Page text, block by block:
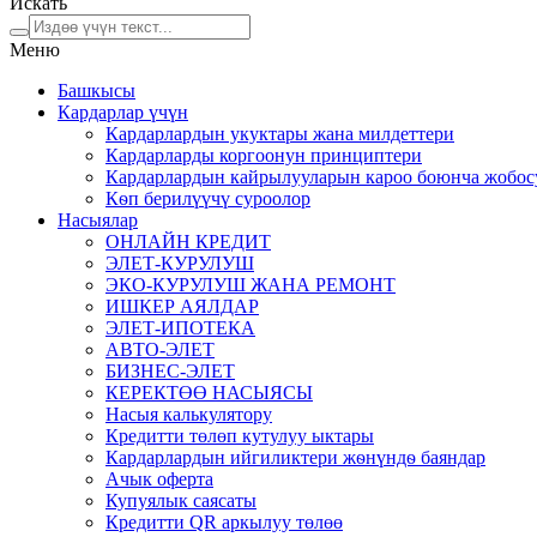
Меню
Башкысы
Кардарлар үчүн
Кардарлардын укуктары жана милдеттери
Кардарларды коргоонун принциптери
Кардарлардын кайрылууларын кароо боюнча
Кѳп берилүүчү суроолор
Насыялар
ОНЛАЙН КРЕДИТ
ЭЛЕТ-КУРУЛУШ
ЭКО-КУРУЛУШ ЖАНА РЕМОНТ
ИШКЕР АЯЛДАР
ЭЛЕТ-ИПОТЕКА
АВТО-ЭЛЕТ
БИЗНЕС-ЭЛЕТ
КЕРЕКТӨӨ НАСЫЯСЫ
Насыя калькулятору
Кредитти төлөп кутулуу ыктары
Кардарлардын ийгиликтери жѳнүндѳ баяндар
Ачык оферта
Купуялык саясаты
Кредитти QR аркылуу төлөө